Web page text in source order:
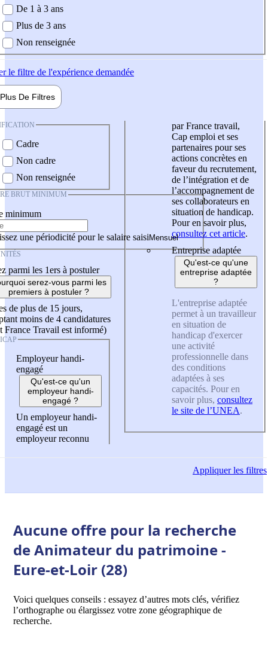
De 1 à 3 ans
Plus de 3 ans
Non renseignée
le filtre de l'expérience demandée
Plus De Filtres
Cadre
Non cadre
Non renseignée
BRUT MINIMUM
minimum
une périodicité pour le salaire saisi
parmi les 1ers à postuler
serez-vous parmi les
premiers à postuler ?
de plus de 15 jours,
moins de 4 candidatures
France Travail est informé)
Employeur handi-
engagé
Qu'est-ce qu'un
employeur handi-
engagé ?
Un employeur handi-
engagé est un
employeur reconnu
par France travail,
Cap emploi et ses
partenaires pour ses
actions concrètes en
faveur du recrutement,
de l’intégration et de
l’accompagnement de
ses collaborateurs en
situation de handicap.
Pour en savoir plus,
consultez cet article.
Entreprise adaptée
Qu'est-ce qu'une
entreprise adaptée
?
L'entreprise adaptée
permet à un travailleur
en situation de
handicap d'exercer
une activité
professionnelle dans
des conditions
adaptées à ses
capacités. Pour en
savoir plus, consultez
le site de l’UNEA.
Appliquerles filtres
Aucune offre pour la recherche
de Animateur du patrimoine -
Eure-et-Loir (28)
Voici quelques conseils : essayez d’autres mots clés, vérifiez
l’orthographe ou élargissez votre zone géographique de
recherche.